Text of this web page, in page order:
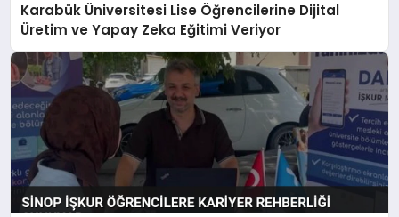
Karabük Üniversitesi Lise Öğrencilerine Dijital
Üretim ve Yapay Zeka Eğitimi Veriyor